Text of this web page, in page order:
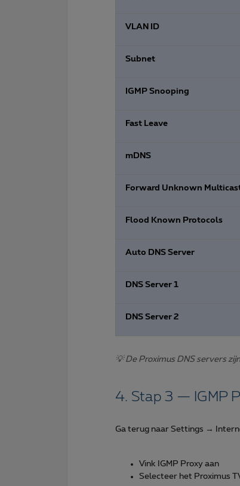
VLAN ID
Subnet
IGMP Snooping
Fast Leave
mDNS
Forward Unknown
Flood Known Protocols
Auto DNS Server
DNS Server 1
DNS Server 2
💡 De Proximus DNS servers
4. Stap 3 — IGMP
Ga terug naar Settings →
Vink IGMP Proxy aan
Selecteer het Proximus